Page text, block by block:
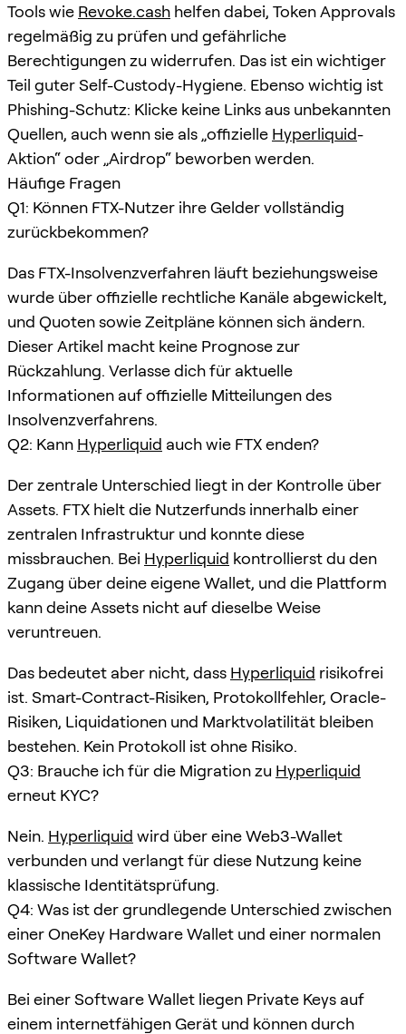
Tools wie Revoke.cash helfen dabei, Token Approvals
regelmäßig zu prüfen und gefährliche
Berechtigungen zu widerrufen. Das ist ein wichtiger
Teil guter Self-Custody-Hygiene. Ebenso wichtig ist
Phishing-Schutz: Klicke keine Links aus unbekannten
Quellen, auch wenn sie als „offizielle Hyperliquid-
Aktion“ oder „Airdrop“ beworben werden.
Häufige Fragen
Q1: Können FTX-Nutzer ihre Gelder vollständig
zurückbekommen?
Das FTX-Insolvenzverfahren läuft beziehungsweise
wurde über offizielle rechtliche Kanäle abgewickelt,
und Quoten sowie Zeitpläne können sich ändern.
Dieser Artikel macht keine Prognose zur
Rückzahlung. Verlasse dich für aktuelle
Informationen auf offizielle Mitteilungen des
Insolvenzverfahrens.
Q2: Kann Hyperliquid auch wie FTX enden?
Der zentrale Unterschied liegt in der Kontrolle über
Assets. FTX hielt die Nutzerfunds innerhalb einer
zentralen Infrastruktur und konnte diese
missbrauchen. Bei Hyperliquid kontrollierst du den
Zugang über deine eigene Wallet, und die Plattform
kann deine Assets nicht auf dieselbe Weise
veruntreuen.
Das bedeutet aber nicht, dass Hyperliquid risikofrei
ist. Smart-Contract-Risiken, Protokollfehler, Oracle-
Risiken, Liquidationen und Marktvolatilität bleiben
bestehen. Kein Protokoll ist ohne Risiko.
Q3: Brauche ich für die Migration zu Hyperliquid
erneut KYC?
Nein. Hyperliquid wird über eine Web3-Wallet
verbunden und verlangt für diese Nutzung keine
klassische Identitätsprüfung.
Q4: Was ist der grundlegende Unterschied zwischen
einer OneKey Hardware Wallet und einer normalen
Software Wallet?
Bei einer Software Wallet liegen Private Keys auf
einem internetfähigen Gerät und können durch